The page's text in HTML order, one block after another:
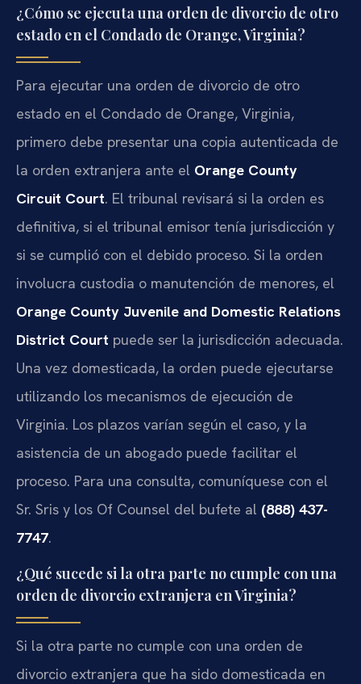
¿Cómo se ejecuta una orden de divorcio de otro
estado en el Condado de Orange, Virginia?
Para ejecutar una orden de divorcio de otro
estado en el Condado de Orange, Virginia,
primero debe presentar una copia autenticada de
la orden extranjera ante el Orange County
Circuit Court. El tribunal revisará si la orden es
definitiva, si el tribunal emisor tenía jurisdicción y
si se cumplió con el debido proceso. Si la orden
involucra custodia o manutención de menores, el
Orange County Juvenile and Domestic Relations
District Court puede ser la jurisdicción adecuada.
Una vez domesticada, la orden puede ejecutarse
utilizando los mecanismos de ejecución de
Virginia. Los plazos varían según el caso, y la
asistencia de un abogado puede facilitar el
proceso. Para una consulta, comuníquese con el
Sr. Sris y los Of Counsel del bufete al (888) 437-
7747.
¿Qué sucede si la otra parte no cumple con una
orden de divorcio extranjera en Virginia?
Si la otra parte no cumple con una orden de
divorcio extranjera que ha sido domesticada en